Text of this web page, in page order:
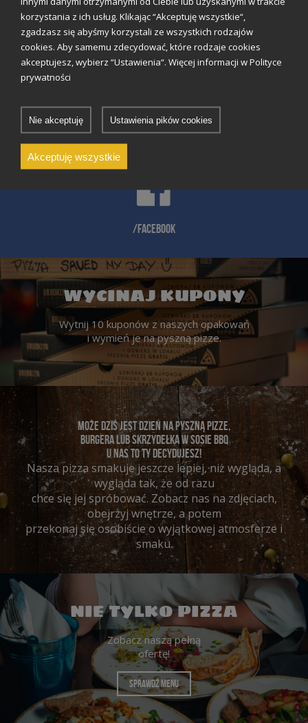
#INSTAGRAM
/FACEBOOK
WYCINAJ KUPONY
Wytnij 10 kuponów z naszych opakowań
i wymień je na pyszną pizze.
MOŻE DZIŚ JEST DZIEŃ NA PYSZNĄ PIZZE,
BURGERA LUB SKRZYDEŁKA W SOSIE BBQ
U NAS TO TY DECYDUJESZ!
Nasza pizza smakuje jeszcze lepiej, niż wygląda, a
wygląda tak, że od razu
chce się jej spróbować. Zobacz nas na zdjęciach,
obejrzyj wnętrze, a potem
przekonaj się osobiście o wyjątkowej atmosferze i
smaku.
NIE TYLKO PIZZA
Zobacz naszą pełną
ofertę!
SPRAWDŹ MENU
korzystania z ich usług. Klikając “Akceptuję wszystkie“,
zgadzasz się abyśmy korzystali ze wszystkich rodzajów
cookies. Aby samemu zdecydować, które rodzaje cookies
akceptujesz, wybierz “Ustawienia“. Więcej informacji w Polityce
prywatności
Nie akceptuję Ustawienia pików cookies
Akceptuję wszystkie